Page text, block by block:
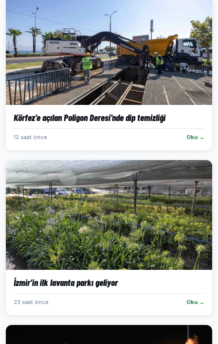
Körfez’e açılan Poligon Deresi’nde dip temizliği
12 saat önce Oku →
İzmir’in ilk lavanta parkı geliyor
23 saat önce Oku →